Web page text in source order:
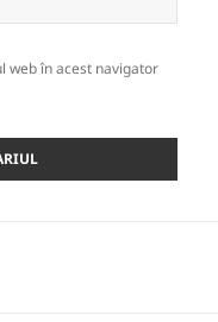
web în acest navigator